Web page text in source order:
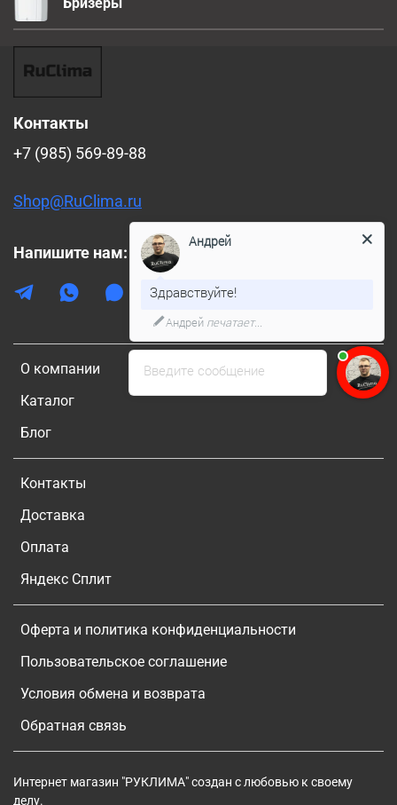
О компании
Каталог
Блог
Контакты
Доставка
Оплата
Яндекс Сплит
Оферта и политика конфиденциальности
Пользовательское соглашение
Условия обмена и возврата
Обратная связь
Контакты
+7 (985) 569-89-88
Shop@RuClima.ru
Напишите нам:
Интернет магазин "РУКЛИМА" создан с любовью к своему
делу.
Введите сообщение
Андрей
Здравствуйте!
Андрей печатает...